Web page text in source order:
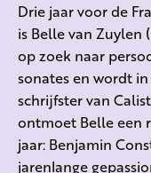
Drie jaar voor de
is Belle van Zuylen
op zoek naar
sonates en wordt
schrijfster van
ontmoet Belle een
jaar: Benjamin
jarenlange